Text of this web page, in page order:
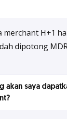
merchant H+1
dipotong
akan saya